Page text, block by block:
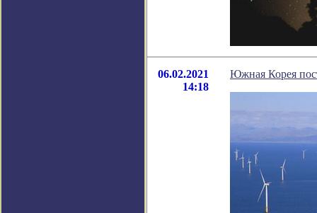
06.02.2021
14:18
Южная Корея